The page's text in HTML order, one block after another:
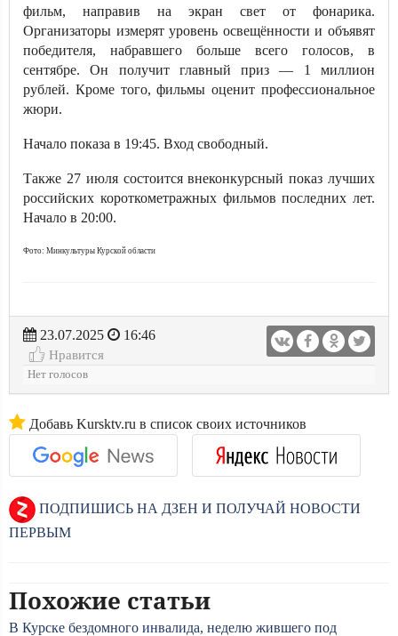
фильм, направив на экран свет от фонарика.
Организаторы измерят уровень освещённости и объявят
победителя, набравшего больше всего голосов, в
сентябре. Он получит главный приз — 1 миллион
рублей. Кроме того, фильмы оценит профессиональное
жюри.
Начало показа в 19:45. Вход свободный.
Также 27 июля состоится внеконкурсный показ лучших
российских короткометражных фильмов последних лет.
Начало в 20:00.
Фото: Минкультуры Курской области
23.07.2025
16:46
Нравится
Нет голосов
Добавь Kursktv.ru в список своих источников
ПОДПИШИСЬ НА ДЗЕН И ПОЛУЧАЙ НОВОСТИ
ПЕРВЫМ
Похожие статьи
В Курске бездомного инвалида, неделю жившего под